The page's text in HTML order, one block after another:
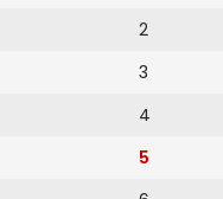
2
3
4
5